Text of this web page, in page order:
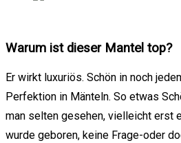
Warum ist dieser Mantel top?
Er wirkt luxuriös. Schön in noch
Perfektion in Mänteln. So etwas
man selten gesehen, vielleicht erst
wurde geboren, keine Frage-oder